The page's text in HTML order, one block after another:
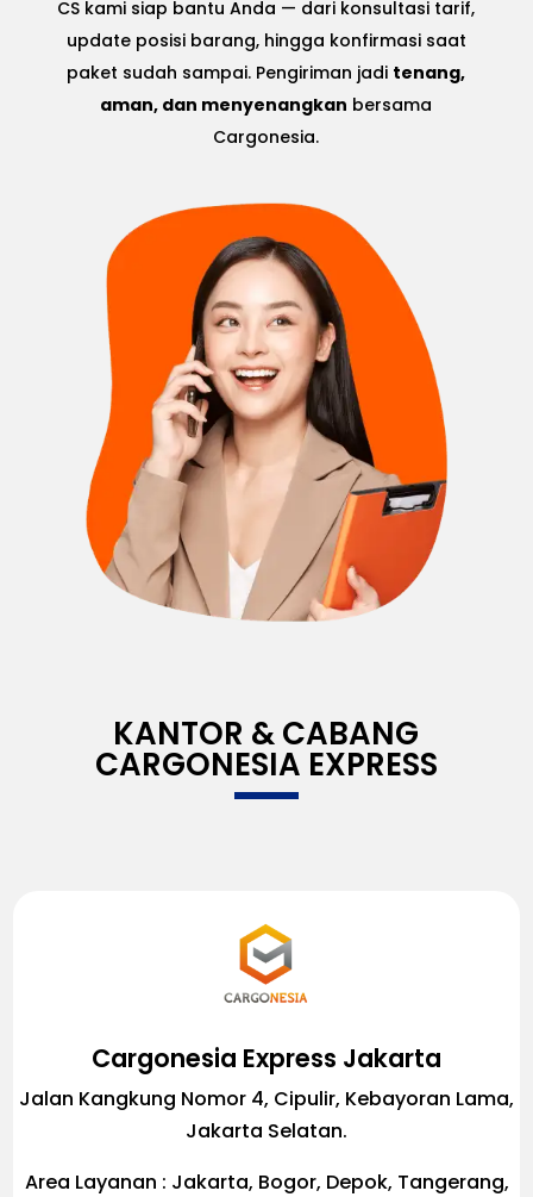
CS kami siap bantu Anda — dari konsultasi tarif,
update posisi barang, hingga konfirmasi saat
paket sudah sampai. Pengiriman jadi tenang,
aman, dan menyenangkan bersama
Cargonesia.
KANTOR & CABANG
CARGONESIA EXPRESS
Cargonesia Express Jakarta
Jalan Kangkung Nomor 4, Cipulir, Kebayoran Lama,
Jakarta Selatan.
Area Layanan : Jakarta, Bogor, Depok, Tangerang,